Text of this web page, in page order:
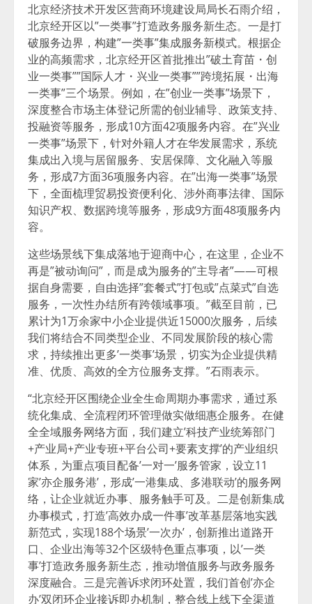
北京经济技术开发区营商环境建设局局长石雨介绍，
北京经开区以”一类事”打造政务服务新生态。一是打
破服务边界，构建”一类事”集成服务新模式。根据企
业的高频需求，北京经开区首批推出”破土育苗・创
业一类事””国际人才・兴业一类事””跨境拓展・出海
一类事”三个场景。例如，在”创业一类事”场景下，
深度整合市场主体登记所需的创业辅导、政策支持、
投融资等服务，形成10方面42项服务内容。在”兴业
一类事”场景下，针对外籍人才在华发展需求，系统
集成出入境与居留服务、安居保障、文化融入等服
务，形成7方面36项服务内容。在”出海一类事”场景
下，全面梳理贸易投资便利化、涉外商事法律、国际
知识产权、数据跨境等服务，形成9方面48项服务内
容。
这些场景线下集成落地于迎商中心，在这里，企业不
再是”被动询问”，而是成为服务的”主导者”——可根
据自身需要，自由选择”套餐式”打包或”点菜式”自选
服务，一次性办结所有跨领域事项。”截至目前，已
累计为1万余家中小企业提供近15000次服务，后续
我们将结合不同类型企业、不同发展阶段的核心需
求，持续推出更多’一类事’场景，切实为企业提供精
准、优质、高效的全方位服务支撑。”石雨表示。
“北京经开区围绕企业全生命周期办事需求，通过系
统化集成、全流程闭环管理做实做细惠企服务。在健
全全域服务网络方面，我们建立’科技产业统筹部门
+产业局+产业专班+平台公司+要素支撑’的产业组织
体系，为重点项目配备’一对一’服务管家，设立11
家’亦企服务港’，形成’一港集成、多港联动’的服务网
络，让企业就近办事、服务触手可及。二是创新集成
办事模式，打造’高效办成一件事’改革基层落地实践
新范式，实现188个场景’一次办’，创新推出道路开
口、企业出海等32个区级特色重点事项，以’一类
事’打造政务服务新生态，推动增值服务与政务服务
深度融合。三是完善诉求闭环处置，我们首创’亦企
办’双闭环企业接诉即办机制，整合线上线下全渠道